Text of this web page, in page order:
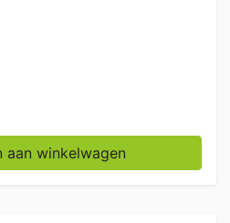
deegmenger
aan winkelwagen